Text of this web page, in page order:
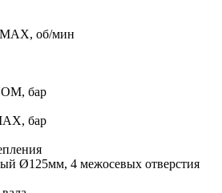
MAX, об/мин
бар
бар
Ø125мм, 4 межосевых отверстия